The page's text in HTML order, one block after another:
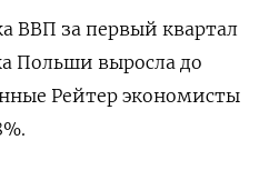
ВВП за первый квартал
Польши выросла до
Рейтер экономисты